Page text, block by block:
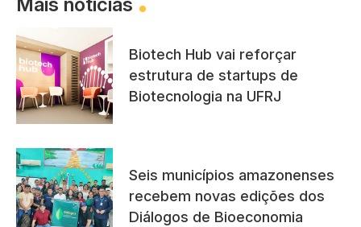
Biotech Hub vai reforçar
estrutura de startups de
Biotecnologia na UFRJ
Seis municípios amazonenses
recebem novas edições dos
Diálogos de Bioeconomia